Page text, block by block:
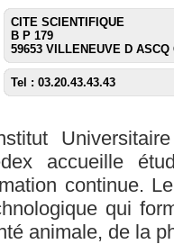
CITE SCIENTIFIQUE
B P 179
59653 VILLENEUVE D ASCQ
Tel : 03.20.43.43.43
accueille
continue.
qui
animale, de la